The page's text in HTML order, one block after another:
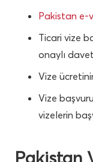
Pakistan e-
Ticari vize
onaylı
Vize
Vize
vizelerin
Pakistan